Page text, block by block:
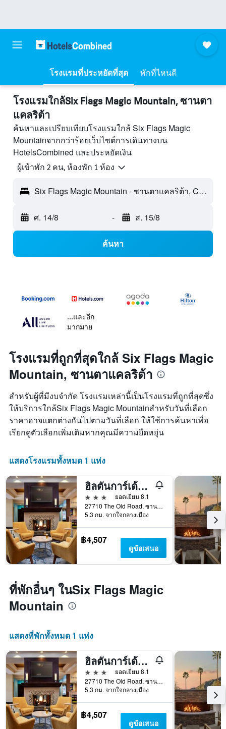
โรงแรมที่ประหยัดที่สุด พักที่ไหนดี
โรงแรมใกล้Six Flags Magic Mountain, ซานตา
แคลริต้า
ค้นหาและเปรียบเทียบโรงแรมใกล้ Six Flags Magic
Mountainจากกว่าร้อยเว็บไซต์การเดินทางบน
HotelsCombined และประหยัดเงิน
ผู้เข้าพัก 2 คน, ห้องพัก 1 ห้อง
Six Flags Magic Mountain - ซานตาแคลริต้า, CA, สหรัฐอเมริกา
ศ. 14/8 - ส. 15/8
ค้นหา
...และอีก
มากมาย
โรงแรมที่ถูกที่สุดใกล้ Six Flags Magic
Mountain, ซานตาแคลริต้า
สำหรับผู้ที่มีงบจำกัด โรงแรมเหล่านี้เป็นโรงแรมที่ถูกที่สุดซึ่ง
ให้บริการใกล้Six Flags Magic Mountainสำหรับวันที่เลือก
ราคาอาจแตกต่างกันไปตามวันที่เลือก ให้ใช้การค้นหาเพื่อ
เรียกดูตัวเลือกเพิ่มเติมหากคุณมีความยืดหยุ่น
แสดงโรงแรมทั้งหมด 1 แห่ง
ฮิลตันการ์เด้นอินน์ วาเลนเซีย ซิกซ์แฟลกส์
3 ดาว
ยอดเยี่ยม 8.1
27710 The Old Road, ซานตาแคลริต้า, CA, สหรัฐอเมริกา
5.3 กม. จากใจกลางเมือง
฿4,507
ดูข้อเสนอ
ที่พักอื่นๆ ในSix Flags Magic
Mountain
แสดงที่พักทั้งหมด 1 แห่ง
ฮิลตันการ์เด้นอินน์ วาเลนเซีย ซิกซ์แฟลกส์
3 ดาว
ยอดเยี่ยม 8.1
27710 The Old Road, ซานตาแคลริต้า, CA, สหรัฐอเมริกา
5.3 กม. จากใจกลางเมือง
฿4,507
ดูข้อเสนอ